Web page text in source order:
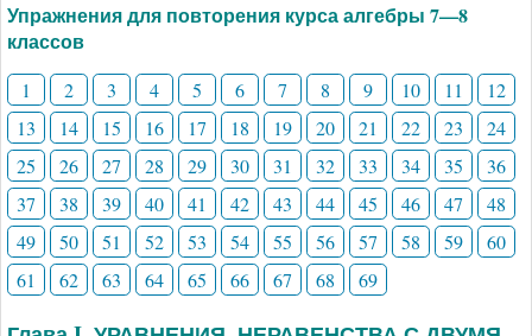
Упражнения для повторения курса алгебры 7—8
классов
1 2 3 4 5 6 7 8 9 10 11
12
13
14 15 16 17 18 19 20 21 22 23
24
25
26 27 28 29 30 31 32 33 34 35
36
37
38 39 40 41 42 43 44 45 46 47
48
49
50 51 52 53 54 55 56 57 58 59
60
61
62 63 64 65 66 67 68 69